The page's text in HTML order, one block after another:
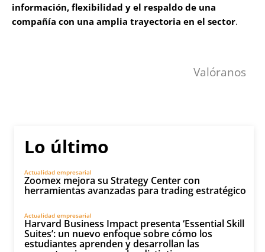
información, flexibilidad y el respaldo de una
compañía con una amplia trayectoria en el sector.
Valóranos
Lo último
Actualidad empresarial
Zoomex mejora su Strategy Center con
herramientas avanzadas para trading estratégico
Actualidad empresarial
Harvard Business Impact presenta ‘Essential Skill
Suites’: un nuevo enfoque sobre cómo los
estudiantes aprenden y desarrollan las